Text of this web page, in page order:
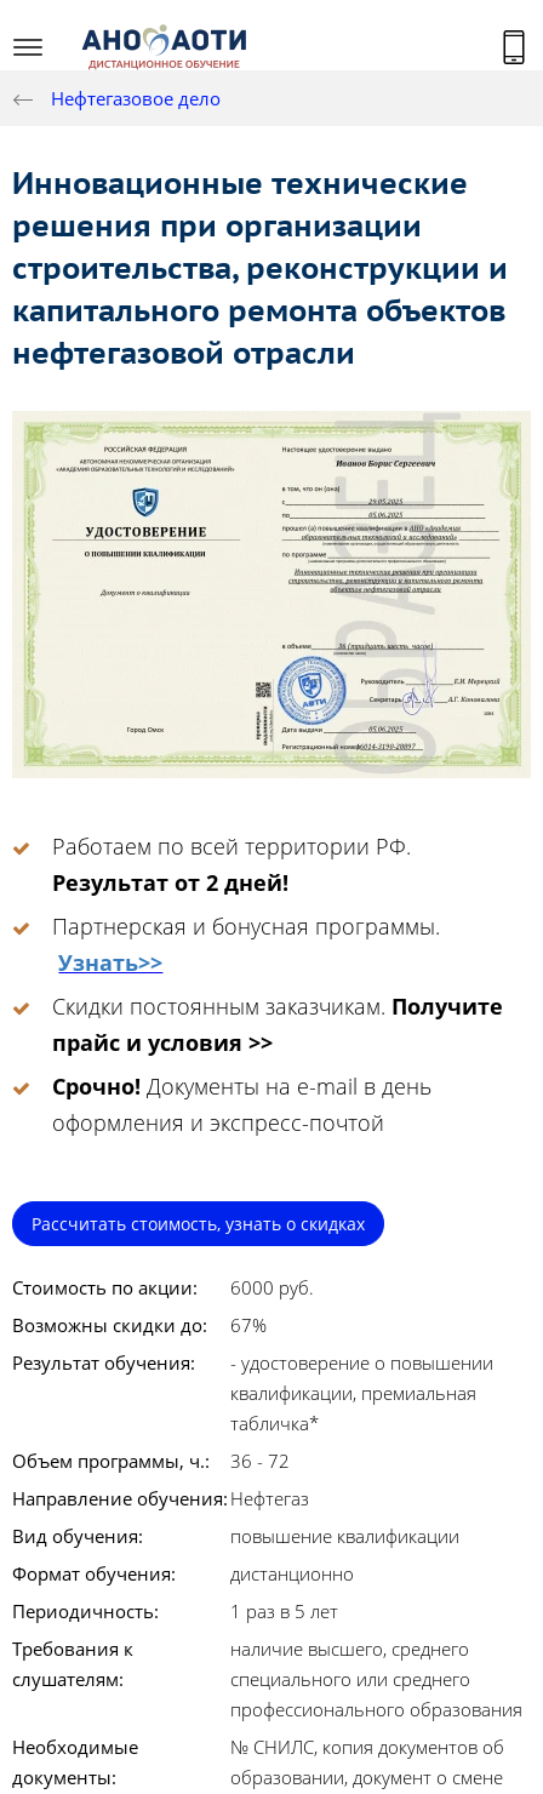
Нефтегазовое дело
Инновационные технические
решения при организации
строительства, реконструкции и
капитального ремонта объектов
нефтегазовой отрасли
Работаем по всей территории РФ.
Результат от 2 дней!
Партнерская и бонусная программы.
Узнать>>
Скидки постоянным заказчикам. Получите
прайс и условия >>
Срочно! Документы на e-mail в день
оформления и экспресс-почтой
Рассчитать стоимость, узнать о скидках
Стоимость по акции:
6000 руб.
Возможны скидки до:
67%
Результат обучения:
- удостоверение о повышении
квалификации, премиальная
табличка*
Объем программы, ч.:
36 - 72
Направление обучения: Нефтегаз
Вид обучения:
повышение квалификации
Формат обучения:
дистанционно
Периодичность:
1 раз в 5 лет
Требования к
слушателям:
наличие высшего, среднего
специального или среднего
профессионального образования
Необходимые
документы:
№ СНИЛС, копия документов об
образовании, документ о смене